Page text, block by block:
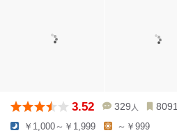
3.52 329 人 8091
￥1,000～￥1,999 ～￥999